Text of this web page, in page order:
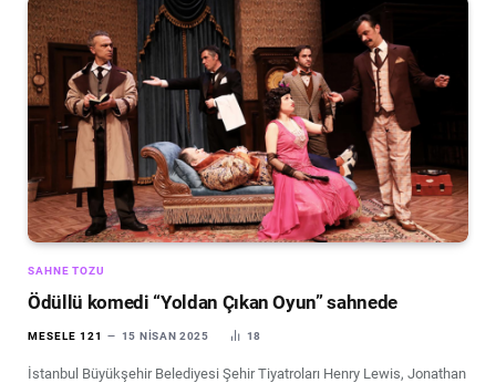
SAHNE TOZU
Ödüllü komedi “Yoldan Çıkan Oyun” sahnede
MESELE 121 15 NISAN 2025 18
İstanbul Büyükşehir Belediyesi Şehir Tiyatroları Henry Lewis, Jonathan